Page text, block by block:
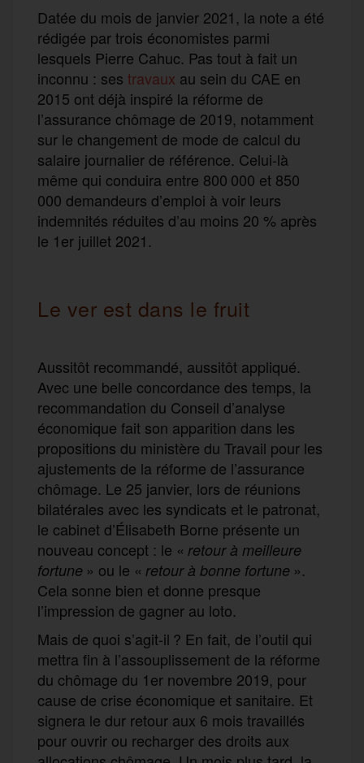
Datée du mois de janvier 2021, la note a été
rédigée par trois économistes parmi
lesquels Pierre Cahuc. Pas tout à fait un
inconnu : ses travaux au sein du CAE en
2015 ont déjà inspiré la réforme de
l’assurance chômage de 2019, notamment
sur le changement de mode de calcul du
salaire journalier de référence. Celui-là
même qui conduira entre 800 000 et 850
000 demandeurs d’emploi à voir leurs
indemnités réduites d’au moins 20 % après
le 1er juillet 2021.
Le ver est dans le fruit
Aussitôt recommandé, aussitôt appliqué.
Avec une belle concordance des temps, la
recommandation du Conseil d’analyse
économique fait son apparition dans les
propositions du ministère du Travail pour les
ajustements de la réforme de l’assurance
chômage. Le 25 janvier, lors de réunions
bilatérales avec les syndicats et le patronat,
le cabinet d’Élisabeth Borne présente un
nouveau concept : le « retour à meilleure
fortune » ou le « retour à bonne fortune ».
Cela sonne bien et donne presque
l’impression de gagner au loto.
Mais de quoi s’agit-il ? En fait, de l’outil qui
mettra fin à l’assouplissement de la réforme
du chômage du 1er novembre 2019, pour
cause de crise économique et sanitaire. Et
signera le dur retour aux 6 mois travaillés
pour ouvrir ou recharger des droits aux